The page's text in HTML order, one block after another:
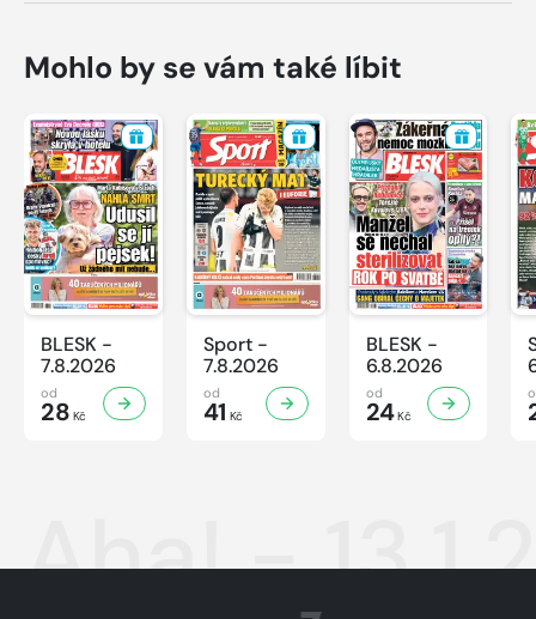
Mohlo by se vám také líbit
BLESK -
7.8.2026
od
28 Kč
Sport -
7.8.2026
od
41 Kč
BLESK -
6.8.2026
od
24Kč
Aha! -